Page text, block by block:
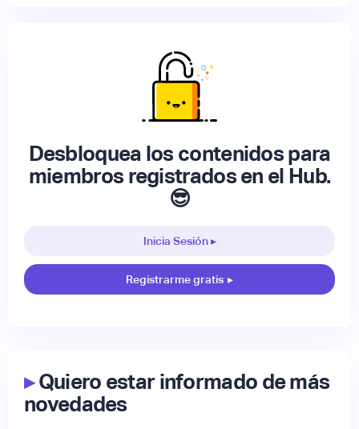
Desbloquea los contenidos para
miembros registrados en el Hub.
😎
Inicia Sesión ▸
Registrarme gratis ▸
▸Quiero estar informado de más
novedades